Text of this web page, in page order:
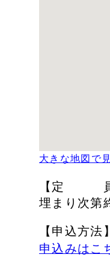
大きな地図で
【定 員
埋まり次第
【申込
申込みはこ